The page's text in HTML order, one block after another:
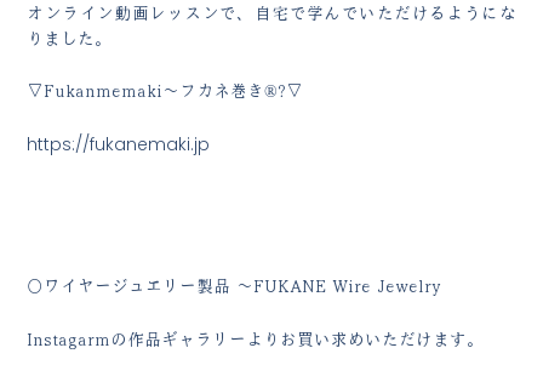
オンライン動画レッスンで、自宅で学んでいただけるようにな
りました。
▽Fukanmemaki～フカネ巻き®?▽
https://fukanemaki.jp
○ワイヤージュエリー製品 ～FUKANE Wire Jewelry
Instagarmの作品ギャラリーよりお買い求めいただけます。